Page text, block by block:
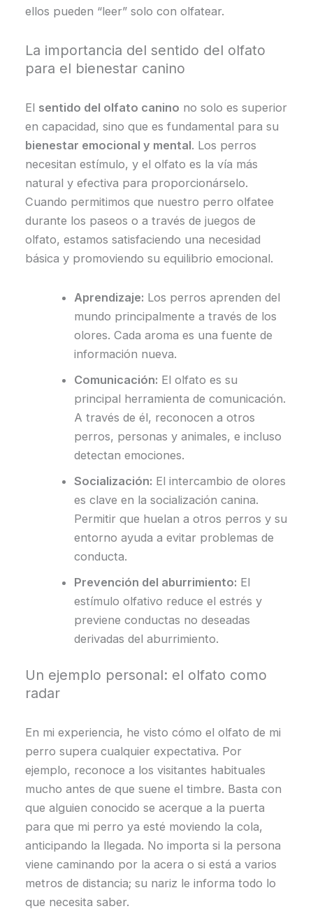
ellos pueden “leer” solo con olfatear.
La importancia del sentido del olfato
para el bienestar canino
El sentido del olfato canino no solo es superior
en capacidad, sino que es fundamental para su
bienestar emocional y mental. Los perros
necesitan estímulo, y el olfato es la vía más
natural y efectiva para proporcionárselo.
Cuando permitimos que nuestro perro olfatee
durante los paseos o a través de juegos de
olfato, estamos satisfaciendo una necesidad
básica y promoviendo su equilibrio emocional.
Aprendizaje: Los perros aprenden del
mundo principalmente a través de los
olores. Cada aroma es una fuente de
información nueva.
Comunicación: El olfato es su
principal herramienta de comunicación.
A través de él, reconocen a otros
perros, personas y animales, e incluso
detectan emociones.
Socialización: El intercambio de olores
es clave en la socialización canina.
Permitir que huelan a otros perros y su
entorno ayuda a evitar problemas de
conducta.
Prevención del aburrimiento: El
estímulo olfativo reduce el estrés y
previene conductas no deseadas
derivadas del aburrimiento.
Un ejemplo personal: el olfato como
radar
En mi experiencia, he visto cómo el olfato de mi
perro supera cualquier expectativa. Por
ejemplo, reconoce a los visitantes habituales
mucho antes de que suene el timbre. Basta con
que alguien conocido se acerque a la puerta
para que mi perro ya esté moviendo la cola,
anticipando la llegada. No importa si la persona
viene caminando por la acera o si está a varios
metros de distancia; su nariz le informa todo lo
que necesita saber.